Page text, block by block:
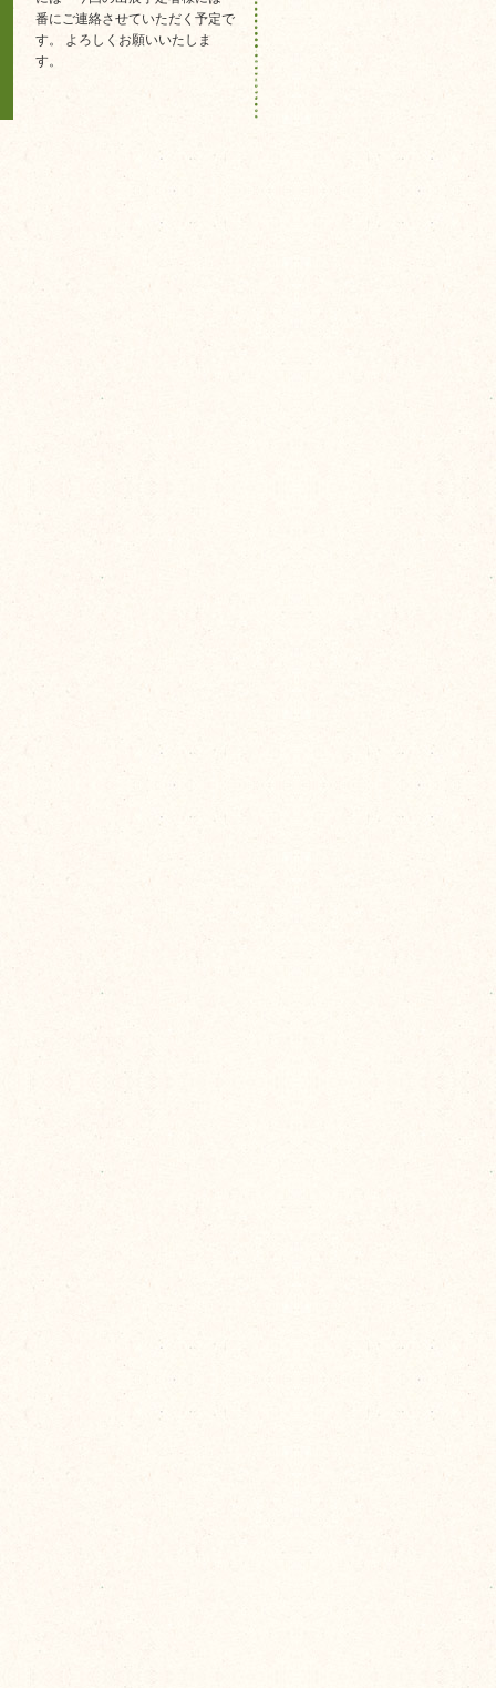
番にご連絡させていただく予定で
す。 よろしくお願いいたしま
す。